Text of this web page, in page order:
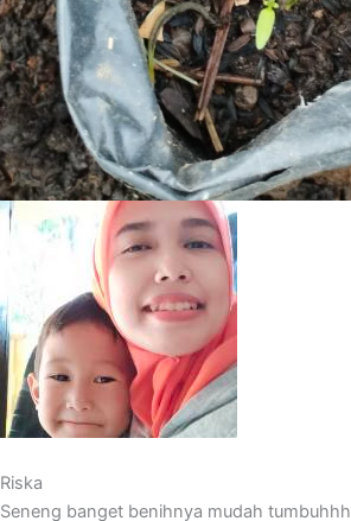
Riska
Seneng banget benihnya mudah tumbuhhh